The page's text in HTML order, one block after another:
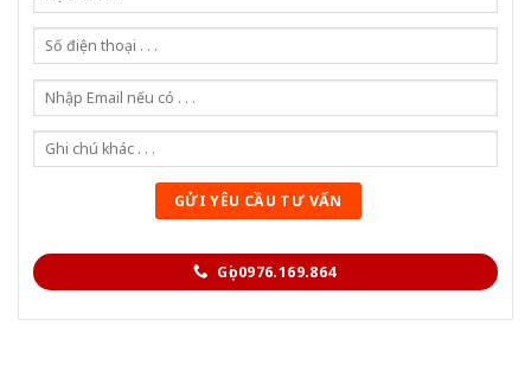
Gọi 0976.169.864